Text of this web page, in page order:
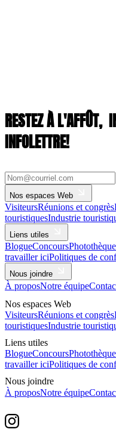
RESTEZ À L'AFFÛT,
INFOLETTRE!
Nos espaces Web
VisiteursRéunions et congrès
touristiquesIndustrie
Liens utiles
BlogueConcoursPhotothèque
travailler iciPolitiques de
Nous joindre
À proposNotre équipe
Nos espaces Web
VisiteursRéunions et congrès
touristiquesIndustrie
Liens utiles
BlogueConcoursPhotothèque
travailler iciPolitiques de
Nous joindre
À proposNotre équipe